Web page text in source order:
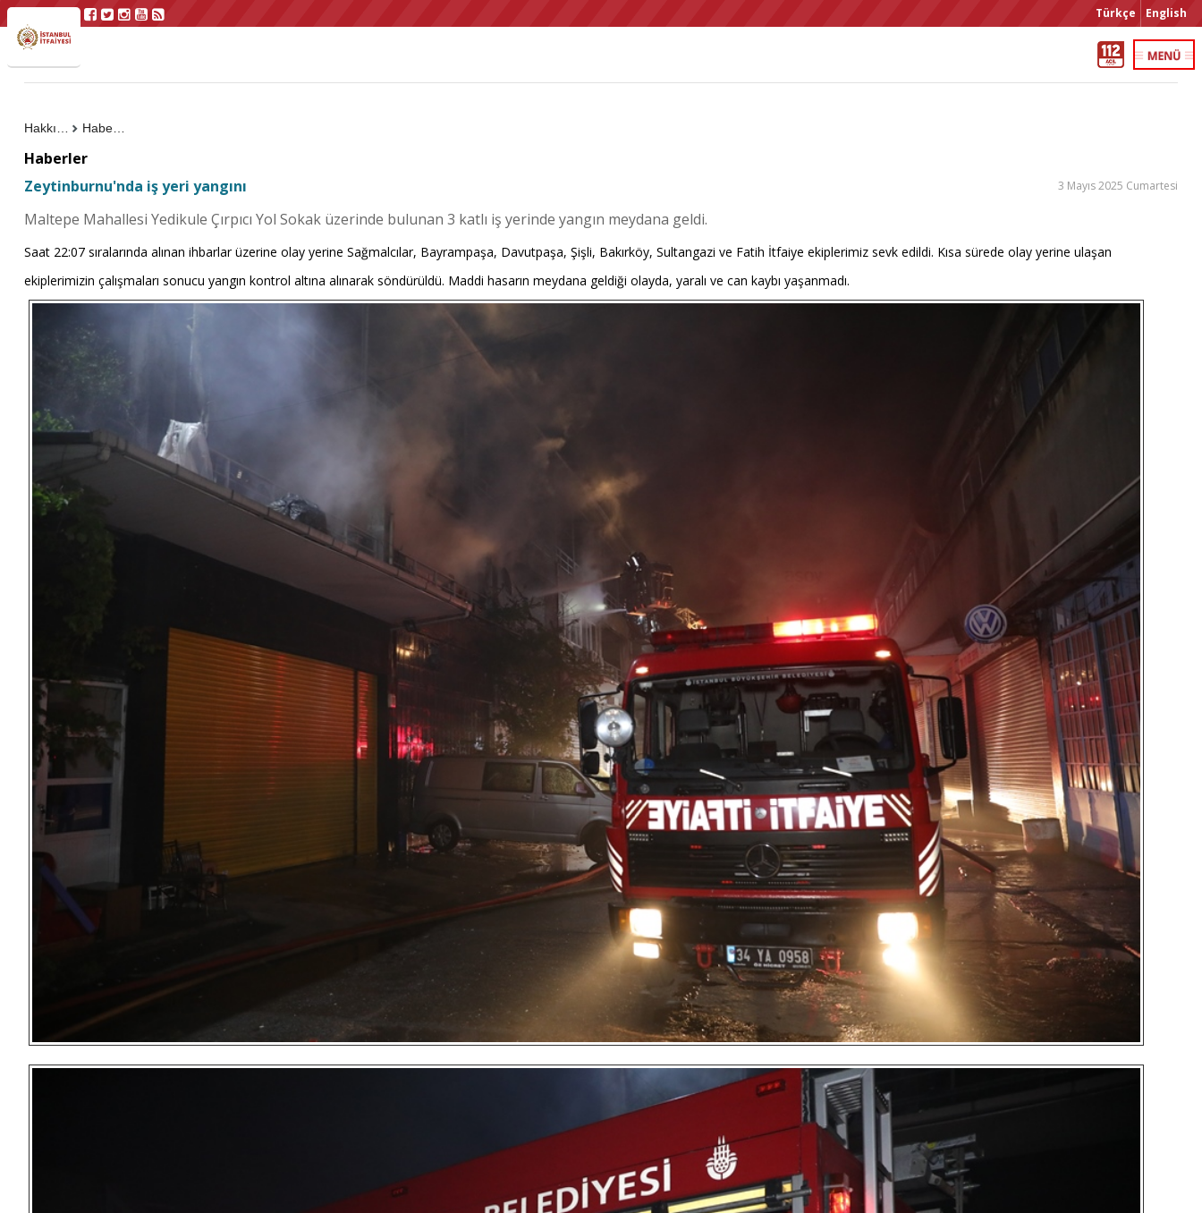
Türkçe English
Haberler
Haberler
Zeytinburnu'nda iş yeri yangını
3 Mayıs 2025 Cumartesi
Maltepe Mahallesi Yedikule Çırpıcı Yol Sokak üzerinde bulunan 3 katlı iş yerinde yangın meydana geldi.
Saat 22:07 sıralarında alınan ihbarlar üzerine olay yerine Sağmalcılar, Bayrampaşa, Davutpaşa, Şişli, Bakırköy, Sultangazi ve Fatih İtfaiye ekiplerimiz sevk edildi. Kısa sürede olay yerine ulaşan
ekiplerimizin çalışmaları sonucu yangın kontrol altına alınarak söndürüldü. Maddi hasarın meydana geldiği olayda, yaralı ve can kaybı yaşanmadı.